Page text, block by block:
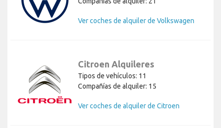
Ver coches de alquiler de Volkswagen
Citroen Alquileres
Tipos de vehículos: 11
Compañías de alquiler: 15
Ver coches de alquiler de Citroen